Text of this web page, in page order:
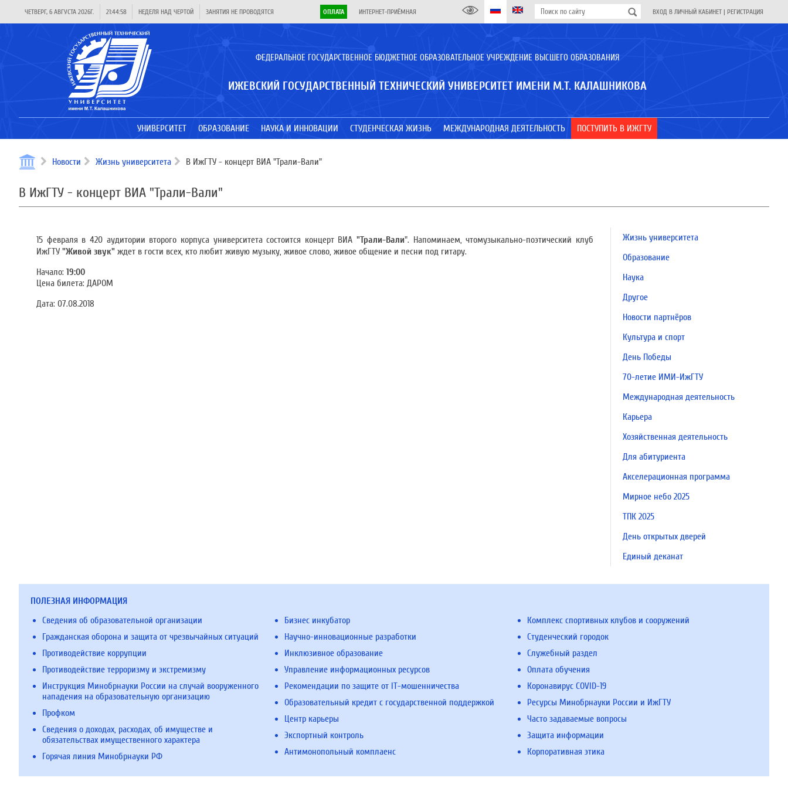
ЧЕТВЕРГ, 6 АВГУСТА 2026Г. 21:44:58 НЕДЕЛЯ НАД ЧЕРТОЙ ЗАНЯТИЯ НЕ ПРОВОДЯТСЯ ОПЛАТА ИНТЕРНЕТ-ПРИЁМНАЯ ВХОД В ЛИЧНЫЙ КАБИНЕТ | РЕГИСТРАЦИЯ
ФЕДЕРАЛЬНОЕ ГОСУДАРСТВЕННОЕ БЮДЖЕТНОЕ ОБРАЗОВАТЕЛЬНОЕ УЧРЕЖДЕНИЕ ВЫСШЕГО ОБРАЗОВАНИЯ
ИЖЕВСКИЙ ГОСУДАРСТВЕННЫЙ ТЕХНИЧЕСКИЙ УНИВЕРСИТЕТ ИМЕНИ М.Т. КАЛАШНИКОВА
УНИВЕРСИТЕТ ОБРАЗОВАНИЕ НАУКА И ИННОВАЦИИ СТУДЕНЧЕСКАЯ ЖИЗНЬ МЕЖДУНАРОДНАЯ ДЕЯТЕЛЬНОСТЬ ПОСТУПИТЬ В ИЖГТУ
Новости Жизнь университета В ИжГТУ - концерт ВИА "Трали-Вали"
В ИжГТУ - концерт ВИА "Трали-Вали"
15 февраля в 420 аудитории второго корпуса университета состоится концерт ВИА"Трали-Вали". Напоминаем, чтомузыкально-поэтический клуб
ИжГТУ "Живой звук" ждет в гости всех, кто любит живую музыку, живое слово, живое общение и песни под гитару.
Начало: 19:00
Цена билета: ДАРОМ
Дата: 07.08.2018
Жизнь университета
Образование
Наука
Другое
Новости партнёров
Культура и спорт
День Победы
70-летие ИМИ-ИжГТУ
Международная деятельность
Карьера
Хозяйственная деятельность
Для абитуриента
Акселерационная программа
Мирное небо 2025
ТПК 2025
День открытых дверей
Единый деканат
ПОЛЕЗНАЯ ИНФОРМАЦИЯ
Сведения об образовательной организации
Гражданская оборона и защита от чрезвычайных ситуаций
Противодействие коррупции
Противодействие терроризму и экстремизму
Инструкция Минобрнауки России на случай вооруженного
нападения на образовательную организацию
Профком
Сведения о доходах, расходах, об имуществе и
обязательствах имущественного характера
Горячая линия Минобрнауки РФ
Бизнес инкубатор
Научно-инновационные разработки
Инклюзивное образование
Управление информационных ресурсов
Рекомендации по защите от IT-мошенничества
Образовательный кредит с государственной поддержкой
Центр карьеры
Экспортный контроль
Антимонопольный комплаенс
Комплекс спортивных клубов и сооружений
Студенческий городок
Служебный раздел
Оплата обучения
Коронавирус COVID-19
Ресурсы Минобрнауки России и ИжГТУ
Часто задаваемые вопросы
Защита информации
Корпоративная этика